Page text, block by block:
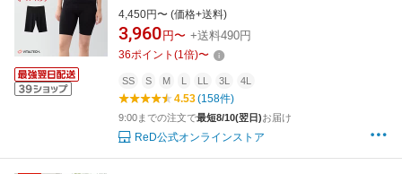
ウェア アンダーパンツ 下着 夏 冬 オールシーズ
ン ビジネス 誕生日 プレゼント ギフト 一般医療
機器 レッド公式
4,450円〜 (価格+送料)
3,960 円〜 +送料490円
36ポイント (1倍)〜
SS S M L LL 3L 4L
4.53(158件)
9:00までの注文で最短8/10(翌日)お届け
ReD公式オンラインストア